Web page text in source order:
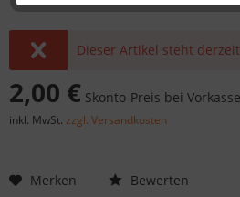
Dieser Artikel steht
2,00 € Skonto-Preis bei
inkl. MwSt. zzgl. Versandkosten
Merken Bewerten